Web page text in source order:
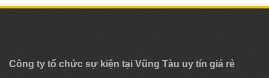
Công ty tổ chức sự kiện tại Vũng Tàu uy tín giá rẻ